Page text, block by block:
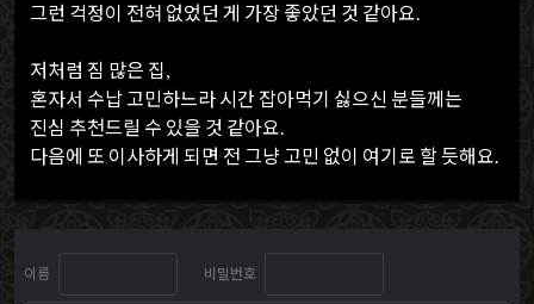
그런 걱정이 전혀 없었던 게 가장 좋았던 것 같아요.
저처럼 짐 많은 집,
혼자서 수납 고민하느라 시간 잡아먹기 싫으신 분들께는
진심 추천드릴 수 있을 것 같아요.
다음에 또 이사하게 되면 전 그냥 고민 없이 여기로 할 듯해요.
이름 비밀번호